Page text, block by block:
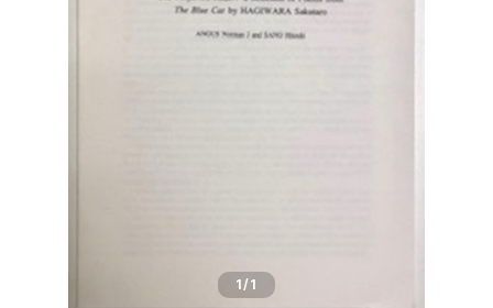
1/1